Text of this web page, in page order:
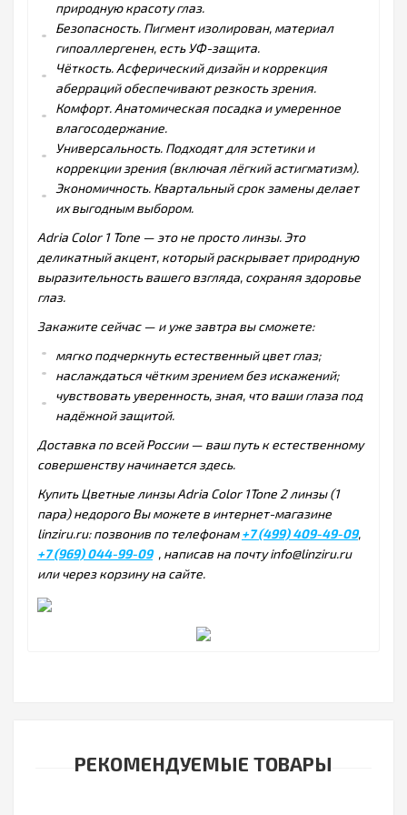
природную красоту глаз.
Безопасность. Пигмент изолирован, материал
гипоаллергенен, есть УФ-защита.
Чёткость. Асферический дизайн и коррекция
аберраций обеспечивают резкость зрения.
Комфорт. Анатомическая посадка и умеренное
влагосодержание.
Универсальность. Подходят для эстетики и
коррекции зрения (включая лёгкий астигматизм).
Экономичность. Квартальный срок замены делает
их выгодным выбором.
Adria Color 1 Tone — это не просто линзы. Это
деликатный акцент, который раскрывает природную
выразительность вашего взгляда, сохраняя здоровье
глаз.
Закажите сейчас — и уже завтра вы сможете:
мягко подчеркнуть естественный цвет глаз;
наслаждаться чётким зрением без искажений;
чувствовать уверенность, зная, что ваши глаза под
надёжной защитой.
Доставка по всей России — ваш путь к естественному
совершенству начинается здесь.
Купить Цветные линзы Adria Color 1Tone 2 линзы (1
пара) недорого Вы можете в интернет-магазине
linziru.ru: позвонив по телефонам+7 (499) 409-49-09,
+7 (969) 044-99-09 , написав на почту info@linziru.ru
или через корзину на сайте.
РЕКОМЕНДУЕМЫЕ ТОВАРЫ